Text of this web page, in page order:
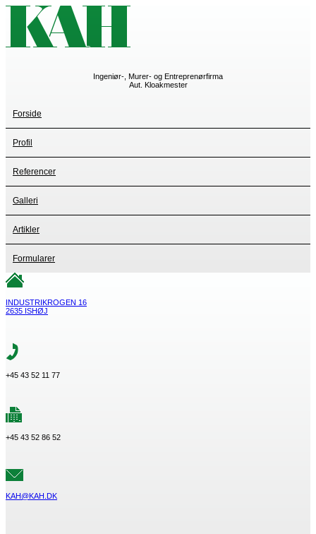
Ingeniør-, Murer- og Entreprenørfirma
Aut. Kloakmester
Forside
Profil
Referencer
Galleri
Artikler
Formularer
INDUSTRIKROGEN 16
2635 ISHØJ
+45 43 52 11 77
+45 43 52 86 52
KAH@KAH.DK